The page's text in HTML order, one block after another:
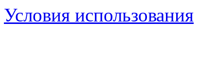
Условия использования